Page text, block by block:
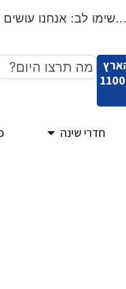
לב: אנחנו
חדרי שינה